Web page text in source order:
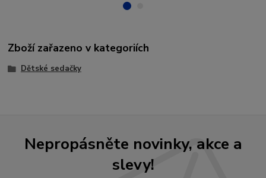
Zboží zařazeno v kategoriích
Dětské sedačky
Nepropásněte novinky, akce a
slevy!